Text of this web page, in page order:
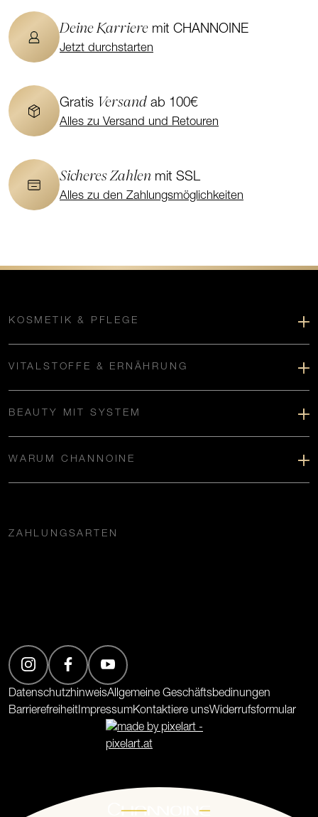
Deine Karriere mit CHANNOINE
Jetzt durchstarten
Gratis Versand ab 100€
Alles zu Versand und Retouren
Sicheres Zahlen mit SSL
Alles zu den Zahlungsmöglichkeiten
KOSMETIK & PFLEGE
VITALSTOFFE & ERNÄHRUNG
BEAUTY MIT SYSTEM
WARUM CHANNOINE
ZAHLUNGSARTEN
DatenschutzhinweisAllgemeine Geschäftsbedinungen
BarrierefreiheitImpressumKontaktiere unsWiderrufsformular
(Öffnet in neuem Tab)
(Öffnet in neuem Tab)
(Öffnet in neuem Tab)